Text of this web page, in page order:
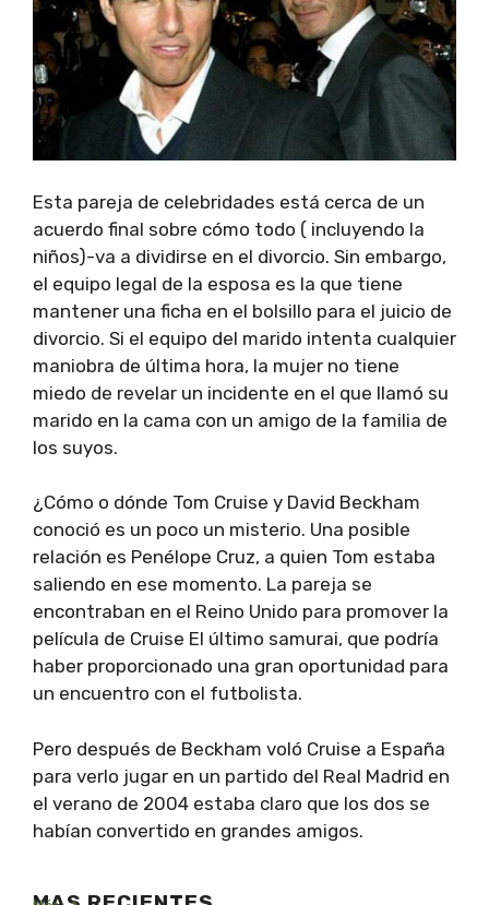
Esta pareja de celebridades está cerca de un
acuerdo final sobre cómo todo ( incluyendo la
niños)-va a dividirse en el divorcio. Sin embargo,
el equipo legal de la esposa es la que tiene
mantener una ficha en el bolsillo para el juicio de
divorcio. Si el equipo del marido intenta cualquier
maniobra de última hora, la mujer no tiene
miedo de revelar un incidente en el que llamó su
marido en la cama con un amigo de la familia de
los suyos.
¿Cómo o dónde Tom Cruise y David Beckham
conoció es un poco un misterio. Una posible
relación es Penélope Cruz, a quien Tom estaba
saliendo en ese momento. La pareja se
encontraban en el Reino Unido para promover la
película de Cruise El último samurai, que podría
haber proporcionado una gran oportunidad para
un encuentro con el futbolista.
Pero después de Beckham voló Cruise a España
para verlo jugar en un partido del Real Madrid en
el verano de 2004 estaba claro que los dos se
habían convertido en grandes amigos.